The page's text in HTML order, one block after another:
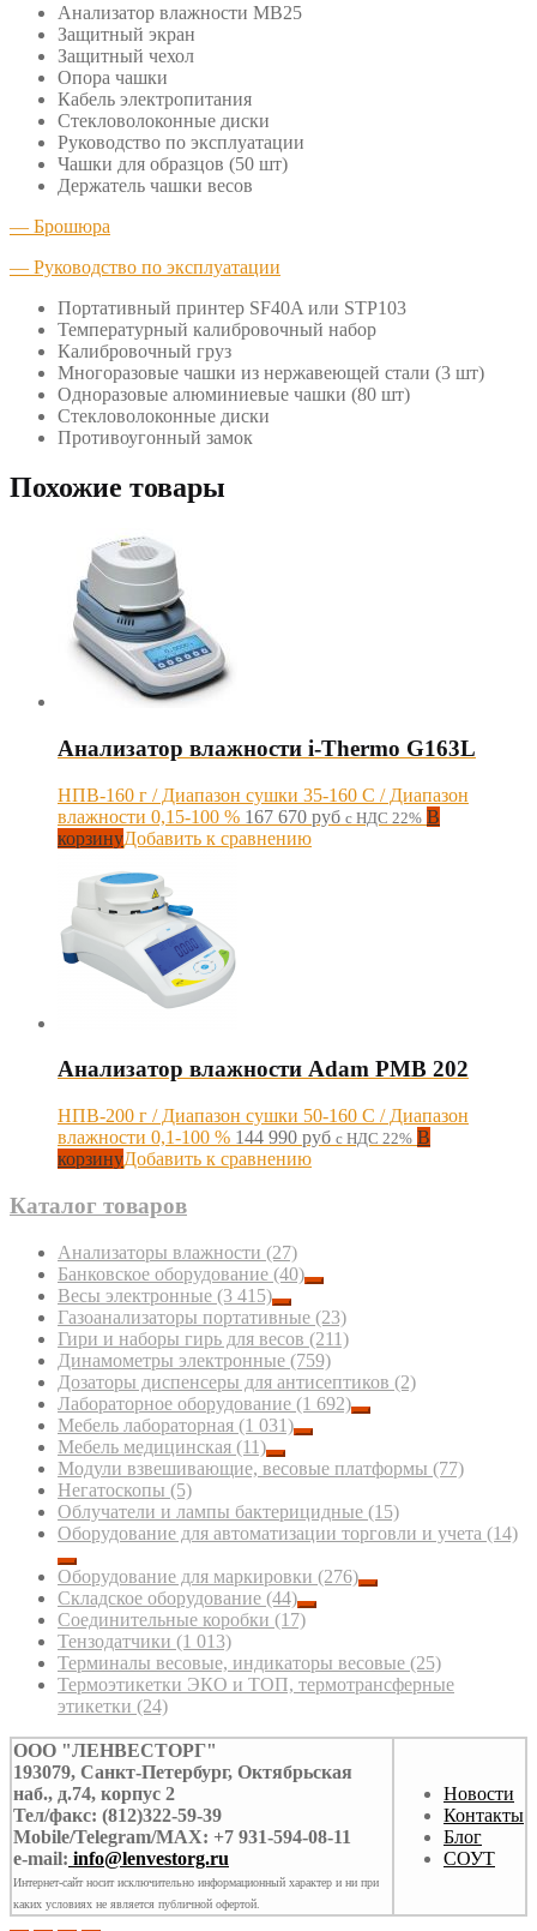
Анализатор влажности MB25
Защитный экран
Защитный чехол
Опора чашки
Кабель электропитания
Стекловолоконные диски
Руководство по эксплуатации
Чашки для образцов (50 шт)
Держатель чашки весов
— Брошюра
— Руководство по эксплуатации
Портативный принтер SF40A или STP103
Температурный калибровочный набор
Калибровочный груз
Многоразовые чашки из нержавеющей стали (3 шт)
Одноразовые алюминиевые чашки (80 шт)
Стекловолоконные диски
Противоугонный замок
Похожие товары
Анализатор влажности i-Thermo G163L
НПВ-160 г / Диапазон сушки 35-160 С / Диапазон
влажности 0,15-100 % 167 670 руб с НДС 22% В
корзинуДобавить к сравнению
Анализатор влажности Adam PMB 202
НПВ-200 г / Диапазон сушки 50-160 С / Диапазон
влажности 0,1-100 % 144 990 руб с НДС 22% В
корзинуДобавить к сравнению
Каталог товаров
Анализаторы влажности (27)
Банковское оборудование (40)
Весы электронные (3 415)
Газоанализаторы портативные (23)
Гири и наборы гирь для весов (211)
Динамометры электронные (759)
Дозаторы диспенсеры для антисептиков (2)
Лабораторное оборудование (1 692)
Мебель лабораторная (1 031)
Мебель медицинская (11)
Модули взвешивающие, весовые платформы (77)
Негатоскопы (5)
Облучатели и лампы бактерицидные (15)
Оборудование для автоматизации торговли и учета (14)
Оборудование для маркировки (276)
Складское оборудование (44)
Соединительные коробки (17)
Тензодатчики (1 013)
Терминалы весовые, индикаторы весовые (25)
Термоэтикетки ЭКО и ТОП, термотрансферные
этикетки (24)
ООО "ЛЕНВЕСТОРГ"
193079, Санкт-Петербург, Октябрьская
наб., д.74, корпус 2
Тел/факс: (812)322-59-39
Mobile/Telegram/MAX: +7 931-594-08-11
e-mail: info@lenvestorg.ru
Интернет-сайт носит исключительно информационный характер и ни при
каких условиях не является публичной офертой.
Новости
Контакты
Блог
СОУТ